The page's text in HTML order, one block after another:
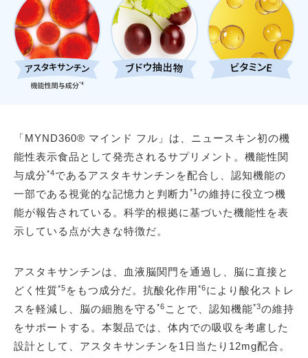
「MYND360® マインド フル」は、ニュースキン初の機
能性表示食品として発売されるサプリメント。機能性関
与成分*4であるアスタキサンチンを配合し、認知機能の
一部である視覚的な記憶力と判断力 *1 の維持に役立つ機
能が報告されている。科学的根拠に基づいた機能性を表
示している点が大きな特徴だ。
アスタキサンチンは、血液脳関門を通過し、脳に直接と
どく性質*5 をもつ成分だ。抗酸化作用*6により酸化ストレ
スを軽減し、脳の細胞を守る *6 ことで、認知機能*3の維持
をサポートする。本製品では、体内での吸収を考慮した
設計として、アスタキサンチンを1日当たり12mg配合。